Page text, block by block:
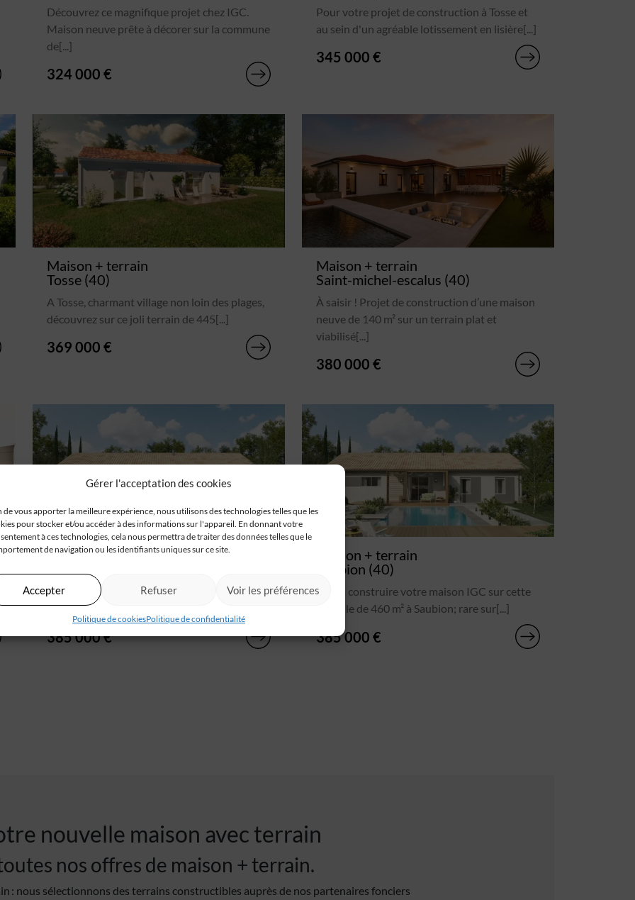
Gérer l'acceptation des cookies
de vous apporter la meilleure expérience, nous utilisons des technologies telles que les
pour stocker et/ou accéder à des informations sur l'appareil. En donnant votre
à ces technologies, cela nous permettra de traiter des données telles que le
de navigation ou les identifiants uniques sur ce site.
Accepter Refuser Voir les préférences
Politique de cookiesPolitique de confidentialité
Découvrez ce magnifique projet chez IGC.
Maison neuve prête à décorer sur la commune
de[...]
324 000 €
Pour votre projet de construction à Tosse et
au sein d'un agréable lotissement en lisière[...]
345 000 €
Maison + terrain
Tosse (40)
A Tosse, charmant village non loin des plages,
découvrez sur ce joli terrain de 445[...]
369 000 €
Maison + terrain
Saint-michel-escalus (40)
À saisir ! Projet de construction d’une maison
neuve de 140 m² sur un terrain plat et
viabilisé[...]
380 000 €
Maison + terrain
Faite construire votre maison avec IGC
Angresse sur ce joli terrain de 750 m² à[...]
385 000 €
Maison + terrain
Saubion (40)
Faites construire votre maison IGC sur cette
parcelle de 460 m² à Saubion; rare sur[...]
385 000 €
nouvelle maison avec terrain
nos offres de maison + terrain.
: nous sélectionnons des terrains constructibles auprès de nos partenaires fonciers